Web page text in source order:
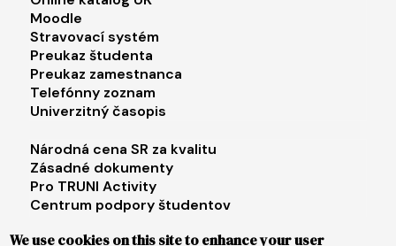
Moodle
Stravovací systém
Preukaz študenta
Preukaz zamestnanca
Telefónny zoznam
Univerzitný časopis
Footer menu 3
Národná cena SR za kvalitu
Zásadné dokumenty
Pro TRUNI Activity
Centrum podpory študentov
We use cookies on this site to enhance your user